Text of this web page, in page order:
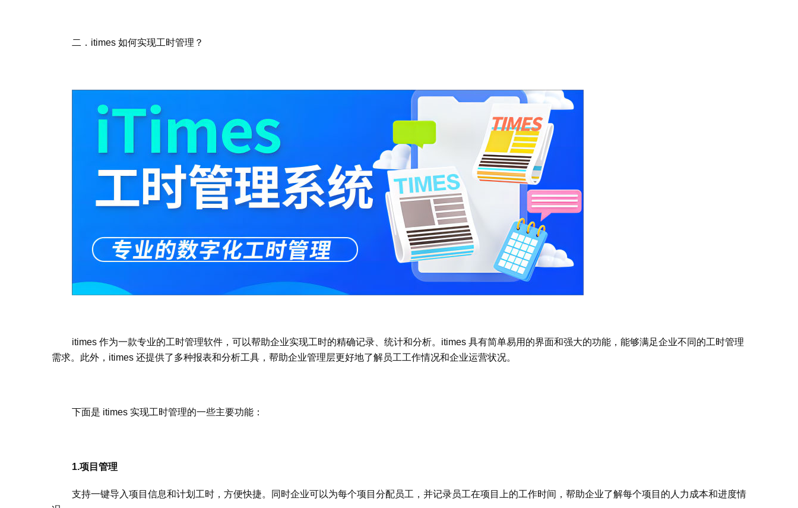
二．itimes 如何实现工时管理？
itimes 作为一款专业的工时管理软件，可以帮助企业实现工时的精确记录、统计和分析。itimes 具有简单易用的界面和强大的功能，能够满足企业不同的工时管理
需求。此外，itimes 还提供了多种报表和分析工具，帮助企业管理层更好地了解员工工作情况和企业运营状况。
下面是 itimes 实现工时管理的一些主要功能：
1.项目管理
支持一键导入项目信息和计划工时，方便快捷。同时企业可以为每个项目分配员工，并记录员工在项目上的工作时间，帮助企业了解每个项目的人力成本和进度情